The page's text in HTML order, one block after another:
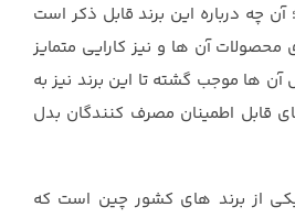
آن چه درباره این برند قابل ذکر است
محصولات آن ها و نیز کارایی متمایز
ها موجب گشته تا این برند نیز به
قابل اطمینان مصرف کنندگان بدل
از برند های کشور چین است که